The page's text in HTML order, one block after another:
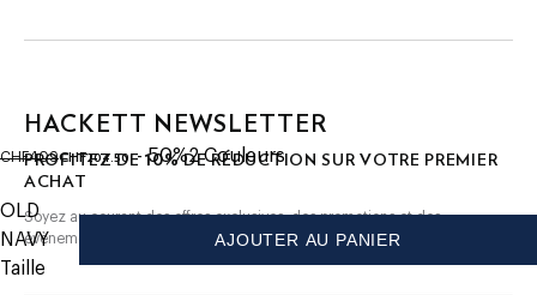
pour le temps chaud et les occasions allant du décontracté
SOIN
Ne pas laver
Pas de blanchiment
CHF409
original price CHF409
CHF204.50
current price CHF204.50
- 50%2 Couleurs
OLD
NAVY
Taille
AJOUTER AU PANIER
HACKETT NEWSLETTER
PROFITEZ DE10%DE RÉDUCTION SUR VOTRE PREMIER
ACHAT
Soyez au courant des offres exclusives, des promotions et des
évènements.